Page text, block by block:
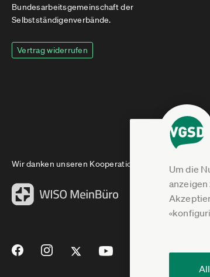
Um die
Bundesarbeitsgemeinschaft der
Selbstständigenverbände.
Vertrag widerrufen
Wir danken unseren Kooperationspartnern